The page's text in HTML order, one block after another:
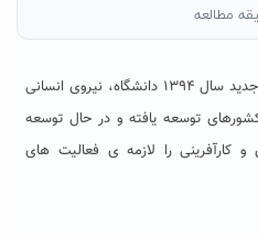
احمد برادران در همایش ورودی های جدید سال ۱۳۹۴ دانشگاه، نیروی انسانی
توسعه یافته و در حال توسعه
را لازمه ی فعالیت های